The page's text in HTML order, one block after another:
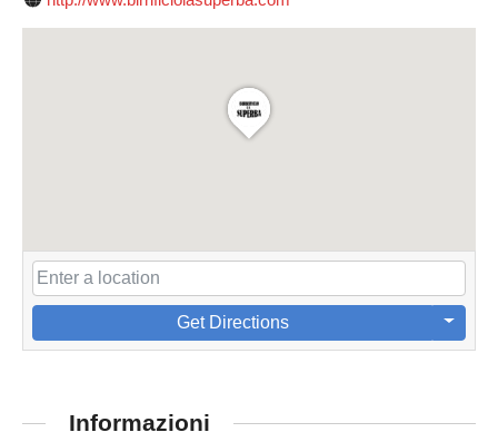
Get Directions
Informazioni